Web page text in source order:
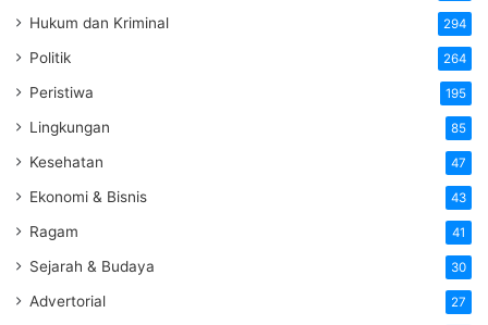
Hukum dan Kriminal 294
Politik 264
Peristiwa 195
Lingkungan 85
Kesehatan 47
Ekonomi & Bisnis 43
Ragam 41
Sejarah & Budaya 30
Advertorial 27